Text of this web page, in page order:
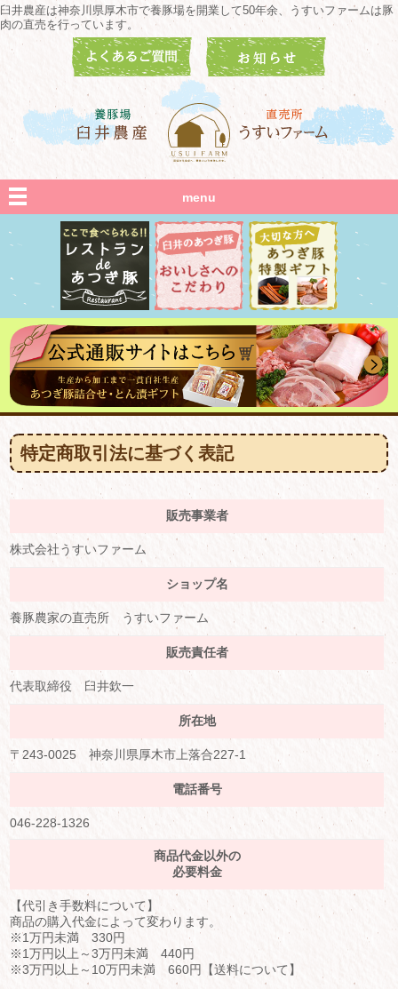
臼井農産は神奈川県厚木市で養豚場を開業して50年余、うすいファームは豚
肉の直売を行っています。
menu
特定商取引法に基づく表記
販売事業者
株式会社うすいファーム
ショップ名
養豚農家の直売所 うすいファーム
販売責任者
代表取締役 臼井欽一
所在地
〒243-0025 神奈川県厚木市上落合227-1
電話番号
046-228-1326
商品代金以外の
必要料金
【代引き手数料について】
商品の購入代金によって変わります。
※1万円未満 330円
※1万円以上～3万円未満 440円
※3万円以上～10万円未満 660円【送料について】